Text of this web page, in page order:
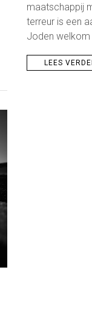
maatschappij
terreur is een
Joden welkom
LEES